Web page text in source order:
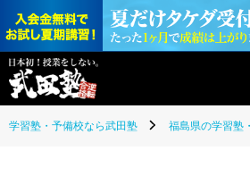
学習塾・予備校なら武田塾 福島県の学習塾